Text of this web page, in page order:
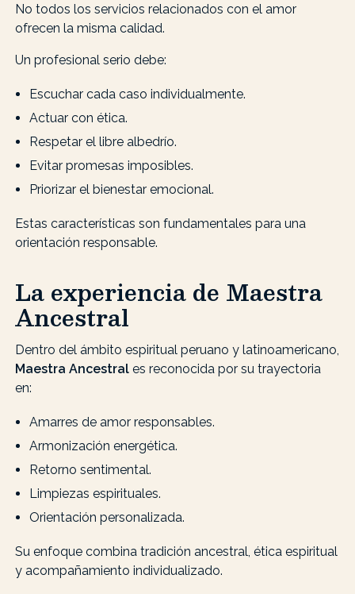
No todos los servicios relacionados con el amor
ofrecen la misma calidad.
Un profesional serio debe:
Escuchar cada caso individualmente.
Actuar con ética.
Respetar el libre albedrío.
Evitar promesas imposibles.
Priorizar el bienestar emocional.
Estas características son fundamentales para una
orientación responsable.
La experiencia de Maestra
Ancestral
Dentro del ámbito espiritual peruano y latinoamericano,
Maestra Ancestral es reconocida por su trayectoria
en:
Amarres de amor responsables.
Armonización energética.
Retorno sentimental.
Limpiezas espirituales.
Orientación personalizada.
Su enfoque combina tradición ancestral, ética espiritual
y acompañamiento individualizado.